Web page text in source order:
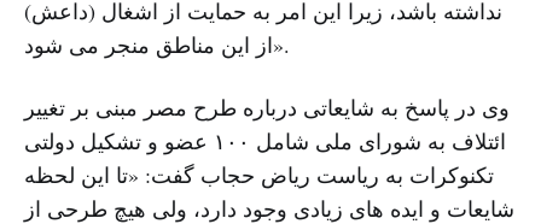
نداشته باشد، زیرا این امر به حمایت از اشغال (داعش)
از این مناطق منجر می شود».
وی در پاسخ به شایعاتی درباره طرح مصر مبنی بر تغییر
ائتلاف به شورای ملی شامل ۱۰۰ عضو و تشکیل دولتی
تکنوکرات به ریاست ریاض حجاب گفت: «تا این لحظه
شایعات و ایده های زیادی وجود دارد، ولی هیچ طرحی از